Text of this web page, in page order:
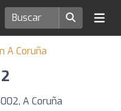
A Coruña
A Coruña